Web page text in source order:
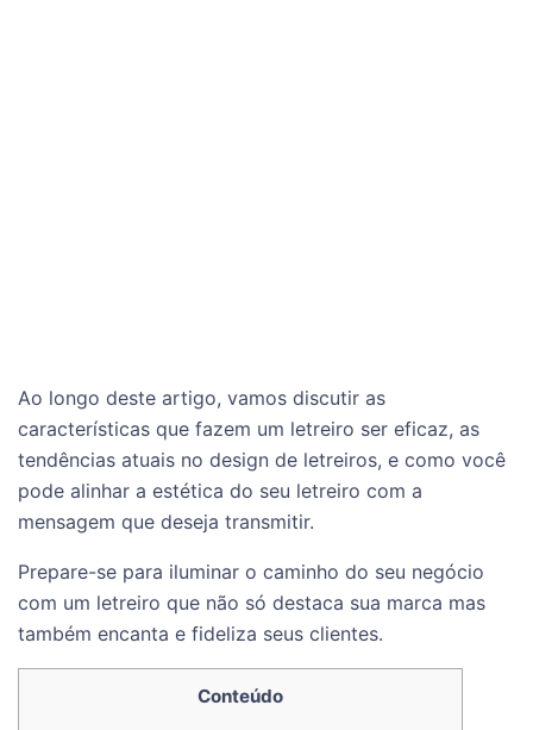
Ao longo deste artigo, vamos discutir as
características que fazem um letreiro ser eficaz, as
tendências atuais no design de letreiros, e como você
pode alinhar a estética do seu letreiro com a
mensagem que deseja transmitir.
Prepare-se para iluminar o caminho do seu negócio
com um letreiro que não só destaca sua marca mas
também encanta e fideliza seus clientes.
Conteúdo